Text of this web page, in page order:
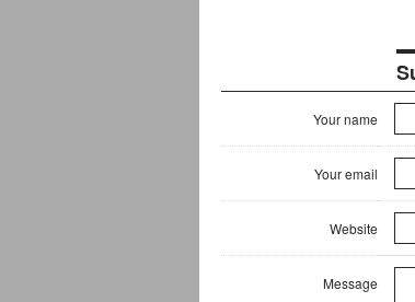
Your name
Your email
Website
Message